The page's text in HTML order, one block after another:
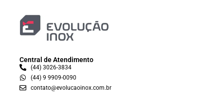
Central de Atendimento
(44) 3026-3834
(44) 9 9909-0090
contato@evolucaoinox.com.br